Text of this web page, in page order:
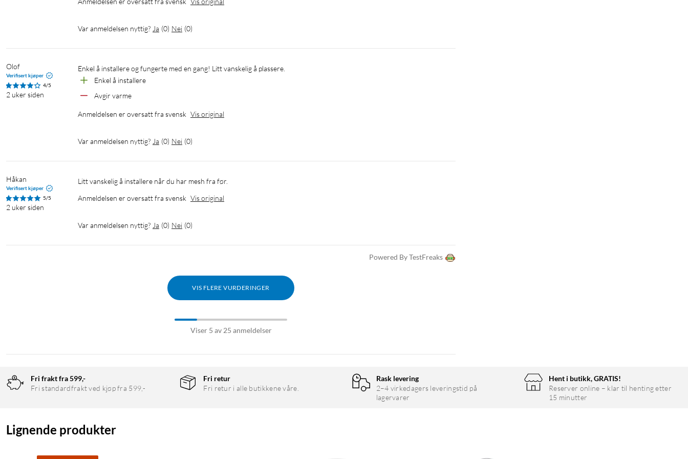
Frekvensbånd: 2,4 GHz + 5 GHz
Strømforsyning: DC 12V/1,5A
Temperaturområde: 0 °C – 40 °C
Var anmeldelsen nyttig? Ja (0) Nei (0)
Olof
Verifisert kjøper
4/5
2 uker siden
Enkel å installere og fungerte med en gang! Litt vanskelig å plassere.
Enkel å installere
Avgir varme
Anmeldelsen er oversatt fra svensk Vis original
Var anmeldelsen nyttig? Ja (0) Nei (0)
Håkan
Verifisert kjøper
5/5
2 uker siden
Litt vanskelig å installere når du har mesh fra før.
Anmeldelsen er oversatt fra svensk Vis original
Var anmeldelsen nyttig? Ja (0) Nei (0)
Powered By TestFreaks
VIS FLERE VURDERINGER
Viser 5 av 25 anmeldelser
Fri frakt fra 599,-
Fri standardfrakt ved kjøp fra 599,-
Fri retur
Fri retur i alle butikkene våre.
Rask levering
2–4 virkedagers leveringstid på
lagervarer
Hent i butikk, GRATIS!
Reserver online – klar til henting etter
15 minutter
Lignende produkter